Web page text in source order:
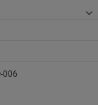
006